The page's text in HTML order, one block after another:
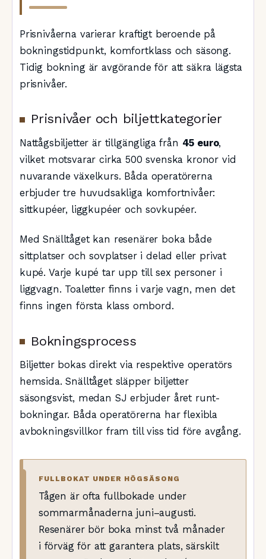
Prisnivåerna varierar kraftigt beroende på
bokningstidpunkt, komfortklass och säsong.
Tidig bokning är avgörande för att säkra lägsta
prisnivåer.
Prisnivåer och biljettkategorier
Nattågsbiljetter är tillgängliga från 45 euro,
vilket motsvarar cirka 500 svenska kronor vid
nuvarande växelkurs. Båda operatörerna
erbjuder tre huvudsakliga komfortnivåer:
sittkupéer, liggkupéer och sovkupéer.
Med Snälltåget kan resenärer boka både
sittplatser och sovplatser i delad eller privat
kupé. Varje kupé tar upp till sex personer i
liggvagn. Toaletter finns i varje vagn, men det
finns ingen första klass ombord.
Bokningsprocess
Biljetter bokas direkt via respektive operatörs
hemsida. Snälltåget släpper biljetter
säsongsvist, medan SJ erbjuder året runt-
bokningar. Båda operatörerna har flexibla
avbokningsvillkor fram till viss tid före avgång.
FULLBOKAT UNDER HÖGSÄSONG
Tågen är ofta fullbokade under
sommarmånaderna juni–augusti.
Resenärer bör boka minst två månader
i förväg för att garantera plats, särskilt